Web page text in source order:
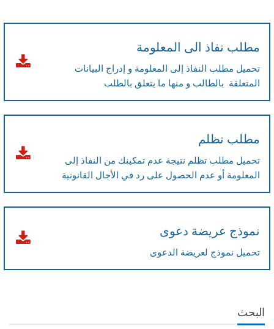
مطلب نفاذ الى المعلومة
تحميل مطلب النفاذ إلى المعلومة و إدراج البيانات
المتعلقة بالطالب و منها ما يتعلق بالطلب
مطلب تظلم
تحميل مطلب تظلم نتيجة عدم تمكينك من النفاذ إلى
المعلومة أو عدم الحصول على رد في الأجال القانونية
نموذج عريضة دعوى
تحميل نموذج لعريضة الدعوى
البحث